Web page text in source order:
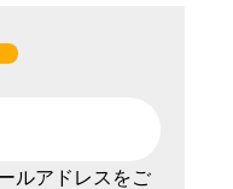
ルアドレスをご